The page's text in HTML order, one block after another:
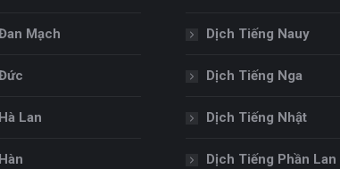
Mạch
Lan
Dịch Tiếng Nauy
Dịch Tiếng Nga
Dịch Tiếng Nhật
Dịch Tiếng Phần Lan